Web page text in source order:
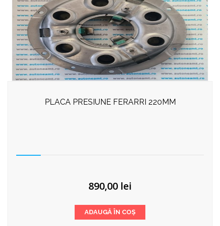
PLACA PRESIUNE FERARRI 220MM
890,00 lei
ADAUGĂ ÎN COȘ